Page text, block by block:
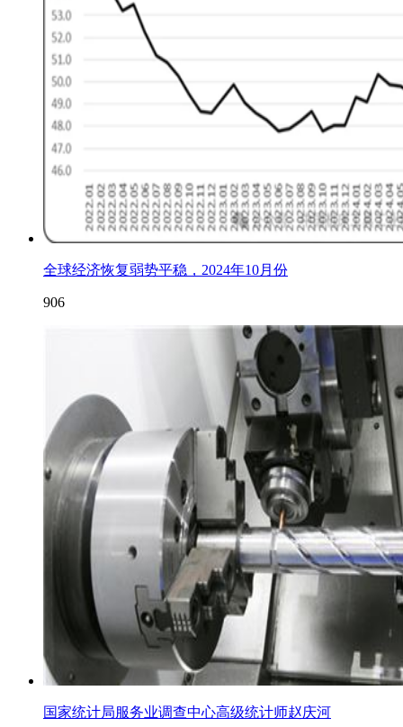
全球经济恢复弱势平稳，2024年10月份
906
国家统计局服务业调查中心高级统计师赵庆河